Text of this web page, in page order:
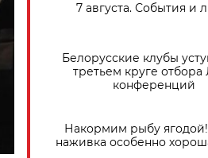
7 августа. События и
Белорусские клубы
третьем круге отбора
конференций
Накормим рыбу ягодой!
наживка особенно